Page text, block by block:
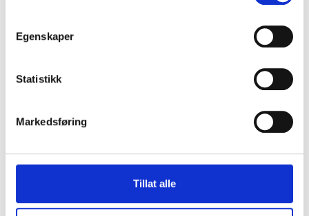
Egenskaper
Statistikk
Markedsføring
Tillat alle
tiden når har eggløsning og er mest fruktbar. Da synes
jeg at dere godt kan ta det et trinn videre og få sjekket
åpne og normale. Hvis alt er greit kan dere gjerne
Hei!